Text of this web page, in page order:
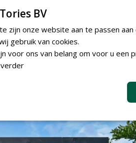
om een tuin van ruim 250 vierkante
diverse mogelijkheden om te zitten.
verschillende zithoeken. Als je op
zithoek getrokken zodat je steeds
steeds andere bomen en planten
onder andere de krentenboom en
In de herfst en winter
wat.'
BV
zijn onze website aan te passen
gebruik van cookies.
voor ons van belang om voor u een